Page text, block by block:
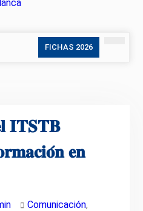
FICHAS 2026
𝐈𝐓𝐒𝐓𝐁
𝐞𝐧
Comunicación,